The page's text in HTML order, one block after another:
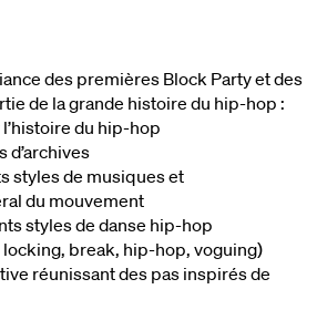
des premières Block Party et des
de la grande histoire du hip-hop :
du hip-hop
d’archives
styles de musiques et
du mouvement
styles de danse hip-hop
break, hip-hop, voguing)
réunissant des pas inspirés de